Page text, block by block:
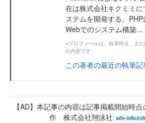
在は株式会社キクミミ
ステムを開発する。
Webでのシステム構築...
※プロフィールは、執筆時点、ま
の内容です
この著者の最近の執筆記
【AD】本記事の内容は記事掲載開始時
作 株式会社翔泳社